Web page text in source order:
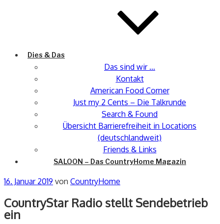
Dies & Das
Das sind wir …
Kontakt
American Food Corner
Just my 2 Cents – Die Talkrunde
Search & Found
Übersicht Barrierefreiheit in Locations
(deutschlandweit)
Friends & Links
SALOON – Das CountryHome Magazin
Veröffentlicht
16. Januar 2019 von CountryHome
CountryStar Radio stellt Sendebetrieb
ein